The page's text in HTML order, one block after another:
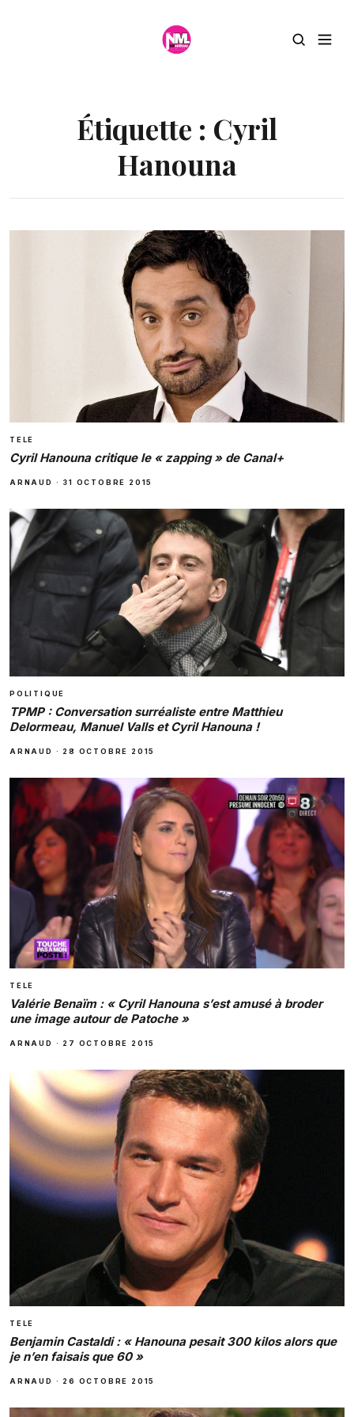
Étiquette : Cyril
Hanouna
TELE
Cyril Hanouna critique le « zapping » de Canal+
ARNAUD · 31 OCTOBRE 2015
POLITIQUE
TPMP : Conversation surréaliste entre Matthieu
Delormeau, Manuel Valls et Cyril Hanouna !
ARNAUD · 28 OCTOBRE 2015
TELE
Valérie Benaïm : « Cyril Hanouna s’est amusé à broder
une image autour de Patoche »
ARNAUD · 27 OCTOBRE 2015
TELE
Benjamin Castaldi : « Hanouna pesait 300 kilos alors que
je n’en faisais que 60 »
ARNAUD · 26 OCTOBRE 2015